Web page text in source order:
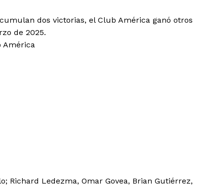
dos victorias, el Club América ganó otros
de 2025.
América
Richard Ledezma, Omar Govea, Brian Gutiérrez,